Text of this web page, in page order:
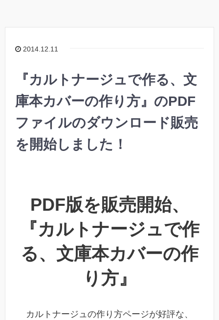
2014.12.11
『カルトナージュで作る、文
庫本カバーの作り方』のPDF
ファイルのダウンロード販売
を開始しました！
PDF版を販売開始、
『カルトナージュで作
る、文庫本カバーの作
り方』
カルトナージュの作り方ページが好評な、